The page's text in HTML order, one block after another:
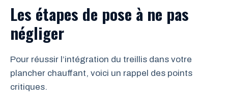
Les étapes de pose à ne pas
négliger
Pour réussir l’intégration du treillis dans votre
plancher chauffant, voici un rappel des points
critiques.